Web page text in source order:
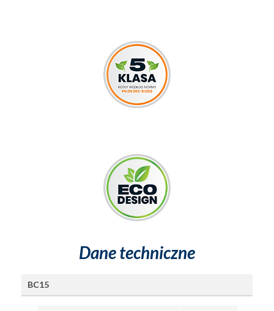
Dane techniczne
BC15